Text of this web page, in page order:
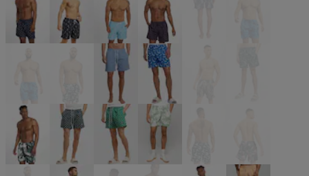
blau blau
blau blau blau blau
grün indigo bunt